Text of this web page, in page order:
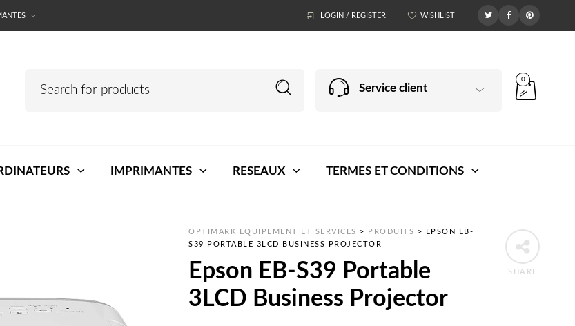
LOGIN / REGISTER WISHLIST
Service client
0
IMPRIMANTES RESEAUX TERMES ET CONDITIONS
SHARE
OPTIMARK EQUIPEMENT ET SERVICES > PRODUITS >
EPSON EB-
S39 PORTABLE 3LCD BUSINESS PROJECTOR
Epson EB-S39 Portable
3LCD Business Projector